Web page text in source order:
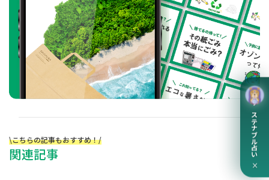
\こちらの記事もおすすめ！/
関連記事 サステナブル占い
×